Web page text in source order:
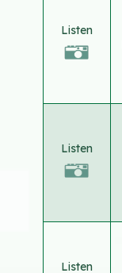
Listen
Listen
Listen